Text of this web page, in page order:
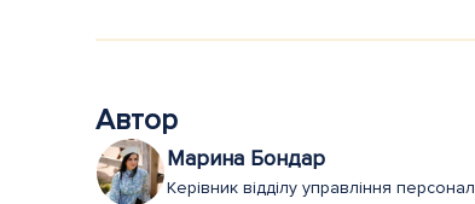
Автор
Марина Бондар
Керівник відділу управління